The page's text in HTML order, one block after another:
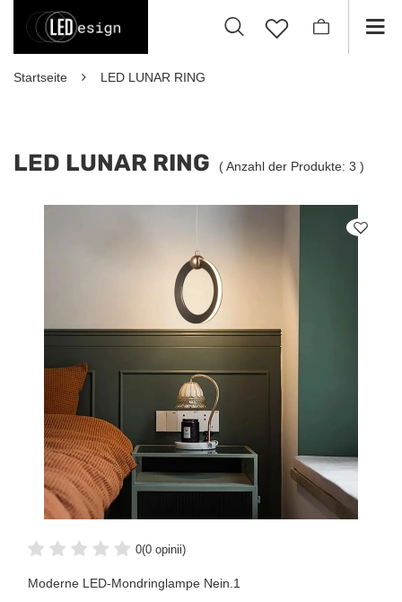
Startseite LED LUNAR RING
LED LUNAR RING ( Anzahl der Produkte: 3 )
0(0 opinii)
Moderne LED-Mondringlampe Nein.1